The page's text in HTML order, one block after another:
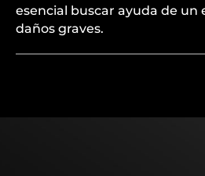
esencial buscar ayuda de un
daños graves.